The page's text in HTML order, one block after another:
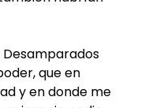
que en
y en donde me